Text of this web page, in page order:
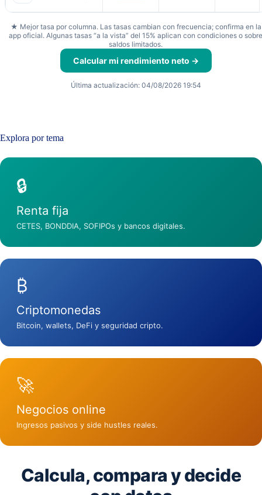
★ Mejor tasa por columna. Las tasas cambian con frecuencia; confirma en la
app oficial. Algunas tasas “a la vista” del 15% aplican con condiciones o sobre
saldos limitados.
Calcular mi rendimiento neto →
Última actualización: 04/08/2026 19:54
Explora por tema
🔒
Renta fija
CETES, BONDDIA, SOFIPOs y bancos digitales.
₿
Criptomonedas
Bitcoin, wallets, DeFi y seguridad cripto.
🚀
Negocios online
Ingresos pasivos y side hustles reales.
Calcula, compara y decide